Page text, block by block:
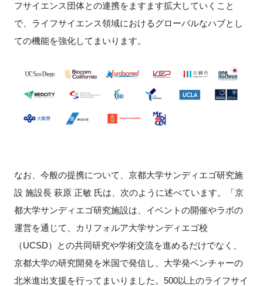
フサイエンス団体との連携をますます拡大していくこと
で、ライフサイエンス領域におけるグローバルなハブとし
ての機能を強化してまいります。
なお、今般の提携について、京都大学サンディエゴ研究施
設 施設長 萩原 正敏 氏は、次のように述べています。「京
都大学サンディエゴ研究施設は、イベントの開催やラボの
運営を通じて、カリフォルア大学サンディエゴ校
（UCSD）との共同研究や学術交流を進めるだけでなく、
京都大学の研究開発を米国で発信し、大学発ベンチャーの
北米進出支援を行ってまいりました。500以上のライフサイ